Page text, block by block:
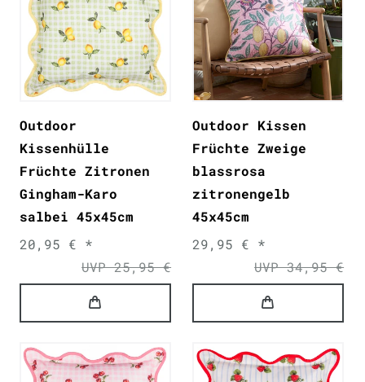
Outdoor
Kissenhülle
Früchte Zitronen
Gingham-Karo
salbei 45x45cm
UVP 25,95 €
20,95 € *
Outdoor Kissen
Früchte Zweige
blassrosa
zitronengelb
45x45cm
UVP 34,95 €
29,95 € *